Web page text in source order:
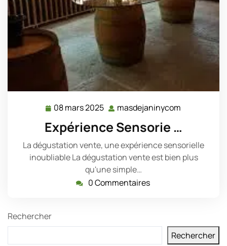
08 mars 2025 08
mars
2025
masdejaninycom
Expérience Sensorie …
La dégustation vente, une expérience sensorielle
inoubliable La dégustation vente est bien plus
qu'une simple…
0 Commentaires
Rechercher
Rechercher